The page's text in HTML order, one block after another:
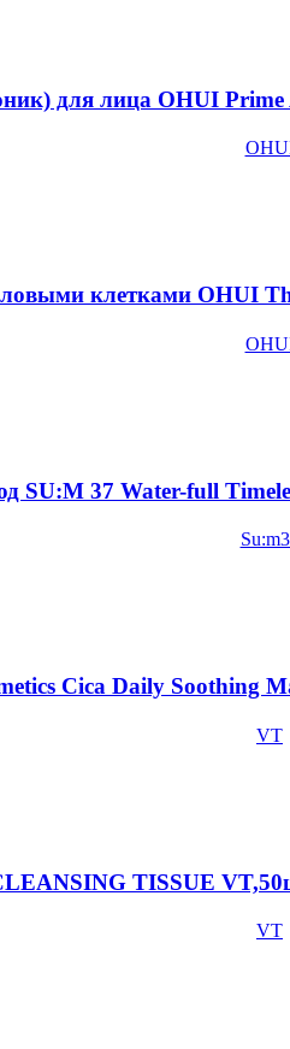
для лица ОHUI Prime
клетками OHUI
37 Water-full
Cica Daily Soothing
VT
TISSUE
VT